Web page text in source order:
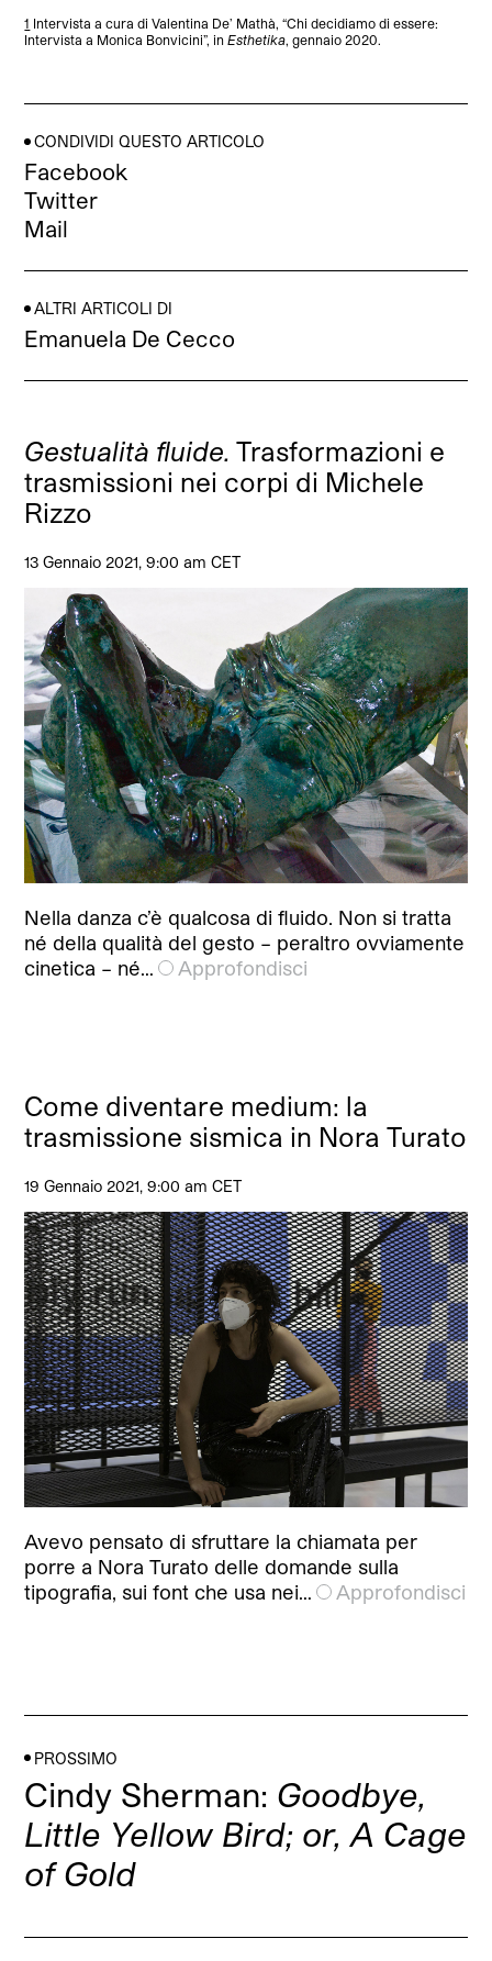
1 Intervista a cura di Valentina De’ Mathà, “Chi decidiamo di essere:
Intervista a Monica Bonvicini”, inEsthetika, gennaio 2020.
CONDIVIDI QUESTO ARTICOLO
Facebook
Twitter
Mail
ALTRI ARTICOLI DI
Emanuela De Cecco
Gestualità fluide. Trasformazioni e
trasmissioni nei corpi di Michele
Rizzo
13 Gennaio 2021, 9:00 am CET
Nella danza c’è qualcosa di fluido. Non si tratta
né della qualità del gesto – peraltro ovviamente
cinetica – né…
Approfondisci
Come diventare medium: la
trasmissione sismica in Nora Turato
19 Gennaio 2021, 9:00 am CET
Avevo pensato di sfruttare la chiamata per
porre a Nora Turato delle domande sulla
tipografia, sui font che usa nei…
Approfondisci
PROSSIMO
Cindy Sherman: Goodbye,
Little Yellow Bird; or, A Cage
of Gold